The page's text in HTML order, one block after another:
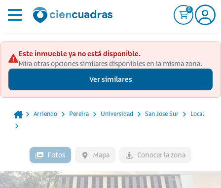
0
Este inmueble ya no está disponible.
Mira otras opciones similares disponibles en la misma zona.
Ver similares
Arriendo Pereira Universidad San Jose Sur Local
Fotos Mapa Conocer la zona